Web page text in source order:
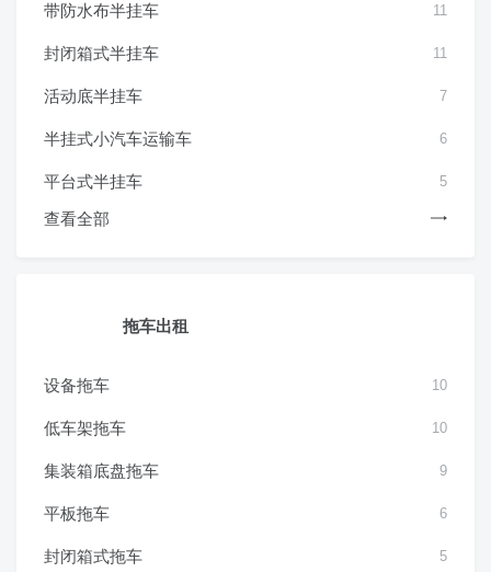
带防水布半挂车 11
封闭箱式半挂车 11
活动底半挂车 7
半挂式小汽车运输车 6
平台式半挂车 5
查看全部
拖车出租
设备拖车 10
低车架拖车 10
集装箱底盘拖车 9
平板拖车 6
封闭箱式拖车 5